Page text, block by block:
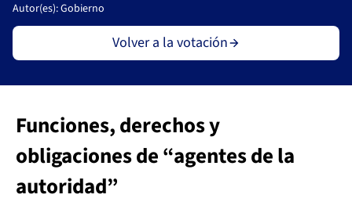
Autor(es): Gobierno
Volver a la votación
Funciones, derechos y
obligaciones de “agentes de la
autoridad”